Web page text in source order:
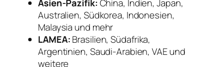
Asien-Pazifik:China, Indien, Japan,
Australien, Südkorea, Indonesien,
Malaysia und mehr
LAMEA:Brasilien, Südafrika,
Argentinien, Saudi-Arabien, VAE und
weitere